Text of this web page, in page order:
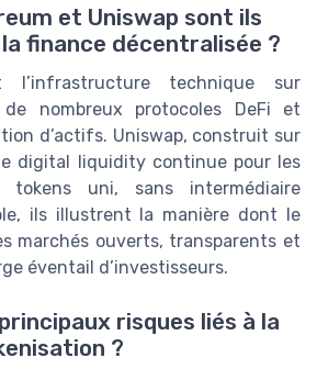
et Uniswap sont ils
finance décentralisée ?
l’infrastructure technique sur
de nombreux protocoles DeFi et
d’actifs. Uniswap, construit sur
digital liquidity continue pour les
uni, sans intermédiaire
ils illustrent la manière dont le
marchés ouverts, transparents et
éventail d’investisseurs.
risques liés à la
?